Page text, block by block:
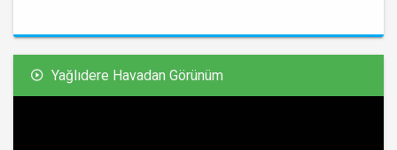
Yağlıdere Havadan Görünüm